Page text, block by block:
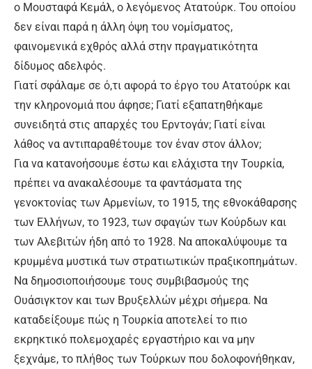
ο Μουσταφά Κεμάλ, ο λεγόμενος Ατατούρκ. Του οποίου
δεν είναι παρά η άλλη όψη του νομίσματος,
φαινομενικά εχθρός αλλά στην πραγματικότητα
δίδυμος αδελφός.
Γιατί σφάλαμε σε ό,τι αφορά το έργο του Ατατούρκ και
την κληρονομιά που άφησε; Γιατί εξαπατηθήκαμε
συνειδητά στις απαρχές του Ερντογάν; Γιατί είναι
λάθος να αντιπαραθέτουμε τον έναν στον άλλον;
Για να κατανοήσουμε έστω και ελάχιστα την Τουρκία,
πρέπει να ανακαλέσουμε τα φαντάσματα της
γενοκτονίας των Αρμενίων, το 1915, της εθνοκάθαρσης
των Ελλήνων, το 1923, των σφαγών των Κούρδων και
των Αλεβιτών ήδη από το 1928. Να αποκαλύψουμε τα
κρυμμένα μυστικά των στρατιωτικών πραξικοπημάτων.
Να δημοσιοποιήσουμε τους συμβιβασμούς της
Ουάσιγκτον και των Βρυξελλών μέχρι σήμερα. Να
καταδείξουμε πώς η Τουρκία αποτελεί το πιο
εκρηκτικό πολεμοχαρές εργαστήριο και να μην
ξεχνάμε, το πλήθος των Τούρκων που δολοφονήθηκαν,